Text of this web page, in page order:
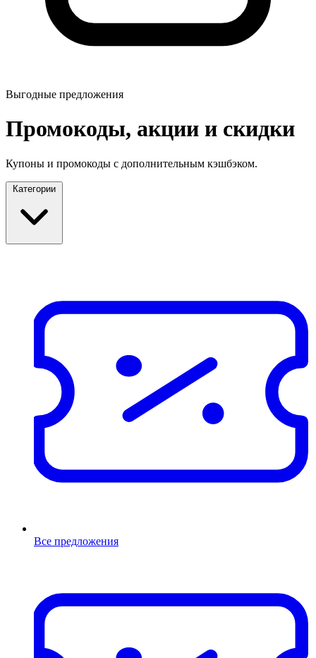
Выгодные предложения
Промокоды, акции и скидки
Купоны и промокоды с дополнительным кэшбэком.
Категории
Все предложения